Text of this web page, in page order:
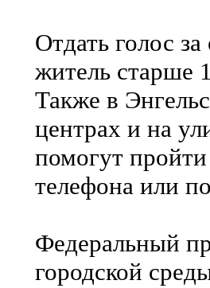
Отдать голос
житель старше
Также в
центрах и на
помогут
телефона или
Федеральный
городской